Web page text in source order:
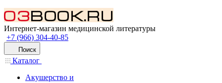
Интернет-магазин медицинской литературы
+7 (966) 304-40-85
Поиск
Каталог
Акушерство и